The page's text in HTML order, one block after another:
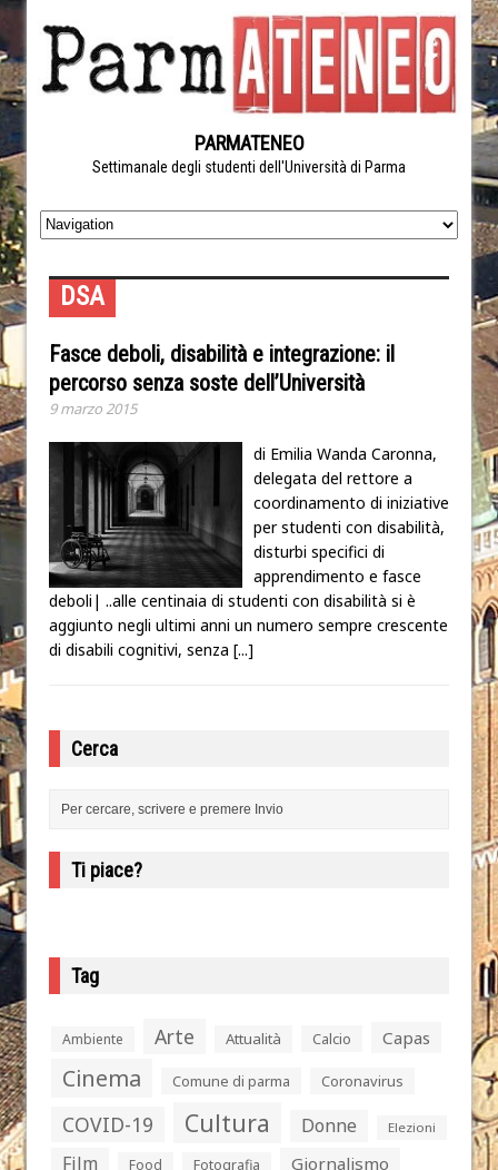
PARMATENEO
Settimanale degli studenti dell'Università di Parma
DSA
Fasce deboli, disabilità e integrazione: il
percorso senza soste dell’Università
9 marzo 2015
di Emilia Wanda Caronna,
delegata del rettore a
coordinamento di iniziative
per studenti con disabilità,
disturbi specifici di
apprendimento e fasce
deboli| ..alle centinaia di studenti con disabilità si è
aggiunto negli ultimi anni un numero sempre crescente
di disabili cognitivi, senza [...]
Cerca
Ti piace?
Tag
Ambiente Arte Attualità Calcio Capas
Cinema Comune di parma Coronavirus
COVID-19 Cultura Donne Elezioni
Film Food Fotografia Giornalismo